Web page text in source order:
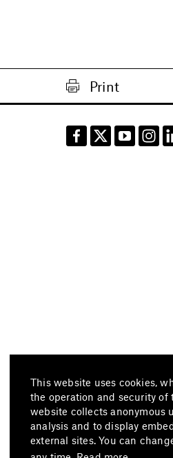
Print
This website uses cookies,
the operation and security of
website collects anonymous
analysis and to display
external sites. You can